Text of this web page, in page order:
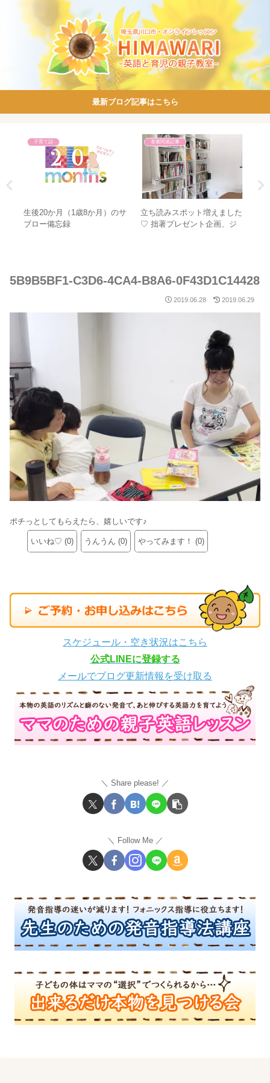
最新ブログ記事はこちら
子育て話
生後20か月（1歳8か月）のサ
ブロー備忘録
著書関連記事
立ち読みスポット増えました
♡ 拙著プレゼント企画、ジ
5B9B5BF1-C3D6-4CA4-B8A6-0F43D1C14428
2019.06.28 2019.06.29
ポチっとしてもらえたら、嬉しいです♪
いいね♡ (0) うんうん (0) やってみます！ (0)
スケジュール・空き状況はこちら
公式LINEに登録する
メールでブログ更新情報を受け取る
Share please!
Follow Me